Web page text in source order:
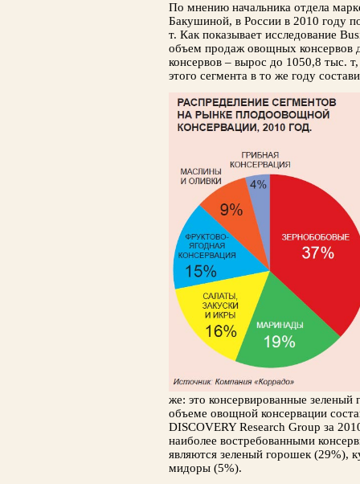
По мнению начальника отдела
Бакушиной, в России в 2010 году
т. Как показыва­ет исследование
объем продаж овощных консервов
консервов – вырос до 1050,8 тыс.
этого сегмента в то же году
же: это консервированные
объеме овощной консервации
DISCOVERY Research Group за
наиболее востребован­ными
являются зеленый горошек (29%),
мидоры (5%).